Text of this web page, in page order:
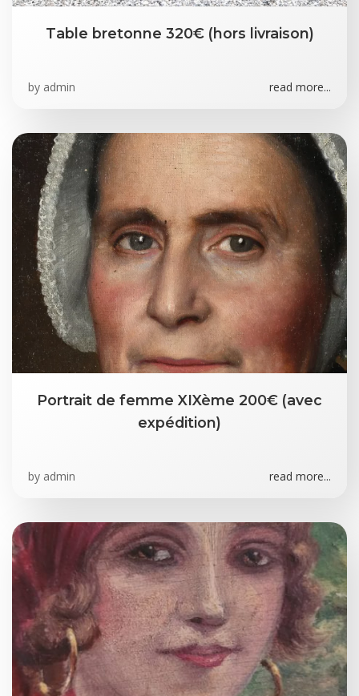
Table bretonne 320€ (hors livraison)
by admin read more...
Portrait de femme XIXème 200€ (avec
expédition)
by admin read more...